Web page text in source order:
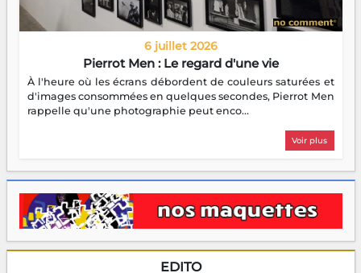
6 juillet 2026
Pierrot Men : Le regard d'une vie
À l'heure où les écrans débordent de couleurs saturées et
d'images consommées en quelques secondes, Pierrot Men
rappelle qu'une photographie peut enco...
Voir plus
EDITO